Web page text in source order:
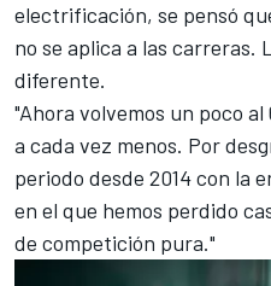
electrificación, se pensó
no se aplica a las carreras.
diferente.
"Ahora volvemos un poco
a cada vez menos. Por
periodo desde 2014 con la
en el que hemos perdido
de competición pura."